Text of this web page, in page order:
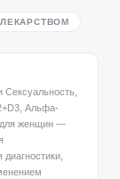
Альфа-
для женщин —